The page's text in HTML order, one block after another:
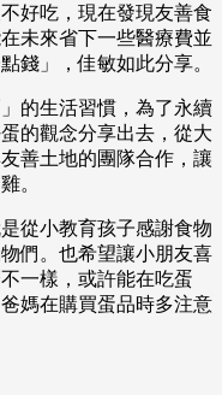
好吃，現在發現友善食
未來省下一些醫療費並
錢」，佳敏如此分享。
的生活習慣，為了永續
的觀念分享出去，從大
善土地的團隊合作，讓
。
從小教育孩子感謝食物
們。也希望讓小朋友喜
一樣，或許能在吃蛋
媽在購買蛋品時多注意